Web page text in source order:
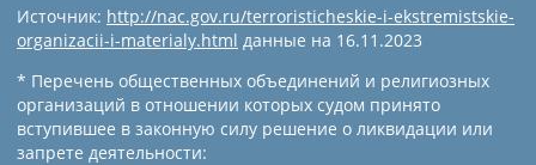
Источник: http://nac.gov.ru/terroristicheskie-i-ekstremistskie-
organizacii-i-materialy.html данные на 16.11.2023
* Перечень общественных объединений и религиозных
организаций в отношении которых судом принято
вступившее в законную силу решение о ликвидации или
запрете деятельности: